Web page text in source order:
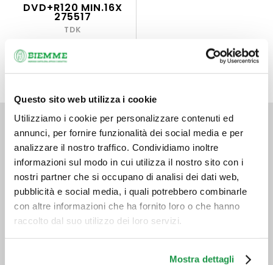
Questo sito web utilizza i cookie
Utilizziamo i cookie per personalizzare contenuti ed
annunci, per fornire funzionalità dei social media e per
analizzare il nostro traffico. Condividiamo inoltre
informazioni sul modo in cui utilizza il nostro sito con i
nostri partner che si occupano di analisi dei dati web,
pubblicità e social media, i quali potrebbero combinarle
con altre informazioni che ha fornito loro o che hanno
raccolto dal suo utilizzo dei loro servizi.
Mostra dettagli
DVD+R120 MIN.16X
275517
TDK
Via Ville, 84/E
52028 Terranuova Bracciolini (AR)
Telefono 0559121346
info@biemmecancelleria.com
Orario
8:30 - 17:00 Lunedì – Giovedì
8:30 - 13:30 Venerdì